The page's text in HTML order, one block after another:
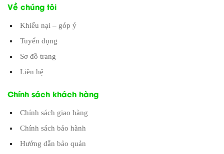
Về chúng tôi
Khiếu nại – góp ý
Tuyển dụng
Sơ đồ trang
Liên hệ
Chính sách khách hàng
Chính sách giao hàng
Chính sách bảo hành
Hướng dẫn bảo quản